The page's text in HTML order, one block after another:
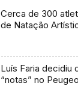
Cerca de 300
de Natação
Luís Faria decidiu
“notas” no